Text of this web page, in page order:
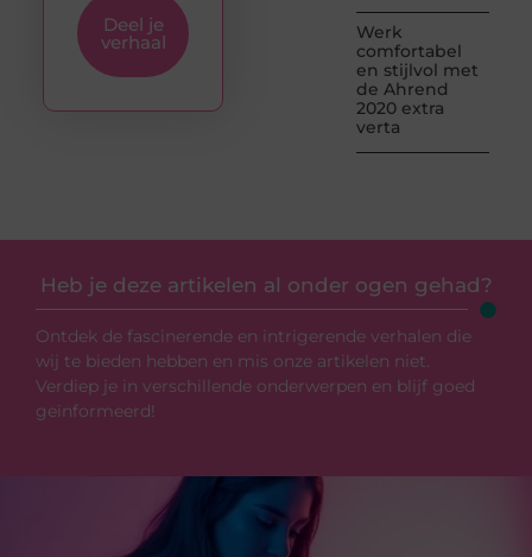
Werk
comfortabel
en stijlvol met
de Ahrend
2020 extra
verta
Deel je
verhaal
Heb je deze artikelen al onder ogen gehad?
Ontdek de fascinerende en intrigerende verhalen die
wij te bieden hebben en mis onze artikelen niet.
Verdiep je in verschillende onderwerpen en blijf goed
geïnformeerd!